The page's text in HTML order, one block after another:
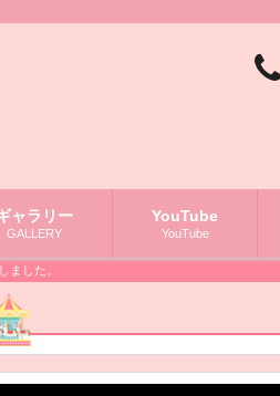
ャラリー
GALLERY
YouTube
YouTube
ました。